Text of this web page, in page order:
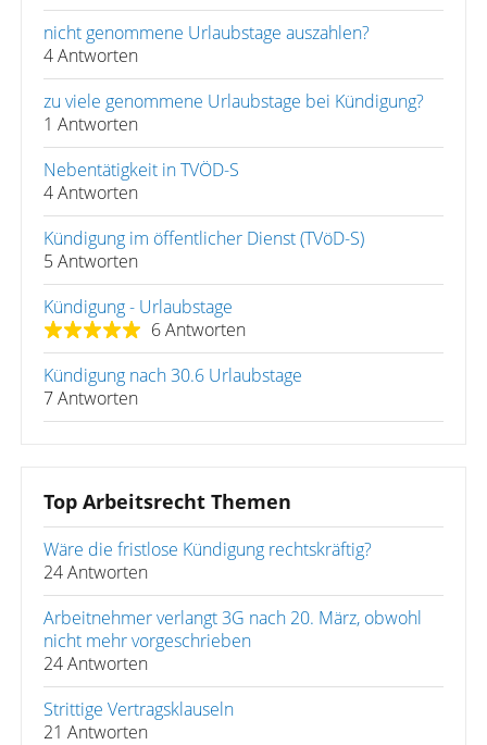
nicht genommene Urlaubstage auszahlen?
4 Antworten
zu viele genommene Urlaubstage bei Kündigung?
1 Antworten
Nebentätigkeit in TVÖD-S
4 Antworten
Kündigung im öffentlicher Dienst (TVöD-S)
5 Antworten
Kündigung - Urlaubstage
6 Antworten
Kündigung nach 30.6 Urlaubstage
7 Antworten
Top Arbeitsrecht Themen
Wäre die fristlose Kündigung rechtskräftig?
24 Antworten
Arbeitnehmer verlangt 3G nach 20. März, obwohl
nicht mehr vorgeschrieben
24 Antworten
Strittige Vertragsklauseln
21 Antworten